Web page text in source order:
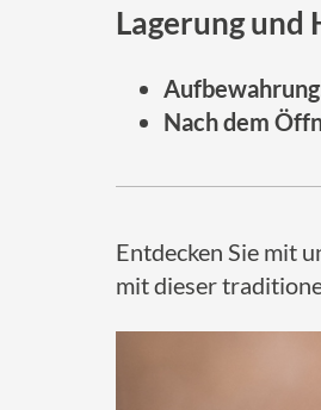
Lagerung
Nach dem
Entdecken Sie mit
mit dieser